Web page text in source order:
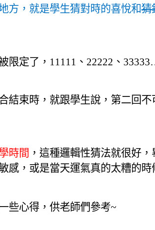
方，就是學生猜對時的喜悅和猜
限定了 ， 11111 、 22222 、
結束時 ， 就跟學生說，第二回
時間 ，這種邏輯性猜法就很好
感 ， 或是當天運氣真的太糟的時
些心得 ，供老師們參考~